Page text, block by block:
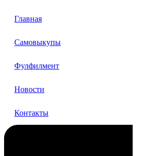
Главная
Самовыкупы
Фулфилмент
Новости
Контакты